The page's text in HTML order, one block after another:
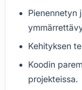
Pienennetyn
Kehityksen
Koodin
projekteissa.